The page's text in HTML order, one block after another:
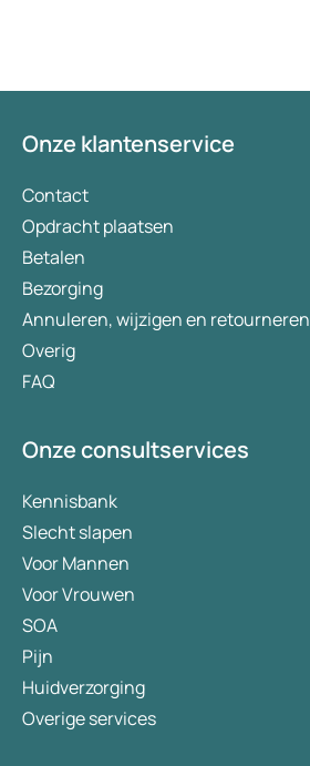
Onze klantenservice
Contact
Opdracht plaatsen
Betalen
Bezorging
Annuleren, wijzigen en retourneren
Overig
FAQ
Onze consultservices
Kennisbank
Slecht slapen
Voor Mannen
Voor Vrouwen
SOA
Pijn
Huidverzorging
Overige services